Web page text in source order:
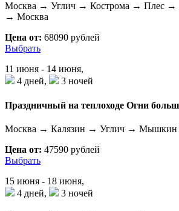
Москва → Углич → Кострома → Плес →
→ Москва
Цена от: 68090 рублей
Выбрать
11 июня - 14 июня,
4 дней,
3 ночей
Праздничный на теплоходе Огни
Москва → Калязин → Углич →
Цена от: 47590 рублей
Выбрать
15 июня - 18 июня,
4 дней,
3 ночей